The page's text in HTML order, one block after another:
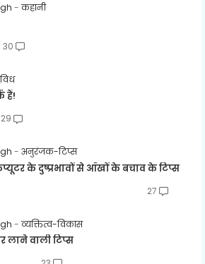
कहानी
30
हैं!
29
अनुरंजक-टिप्स
के दुष्प्रभावों से आँखों के बचाव के टिप्स
27
व्यक्तित्व-विकास
लाने वाली टिप्स